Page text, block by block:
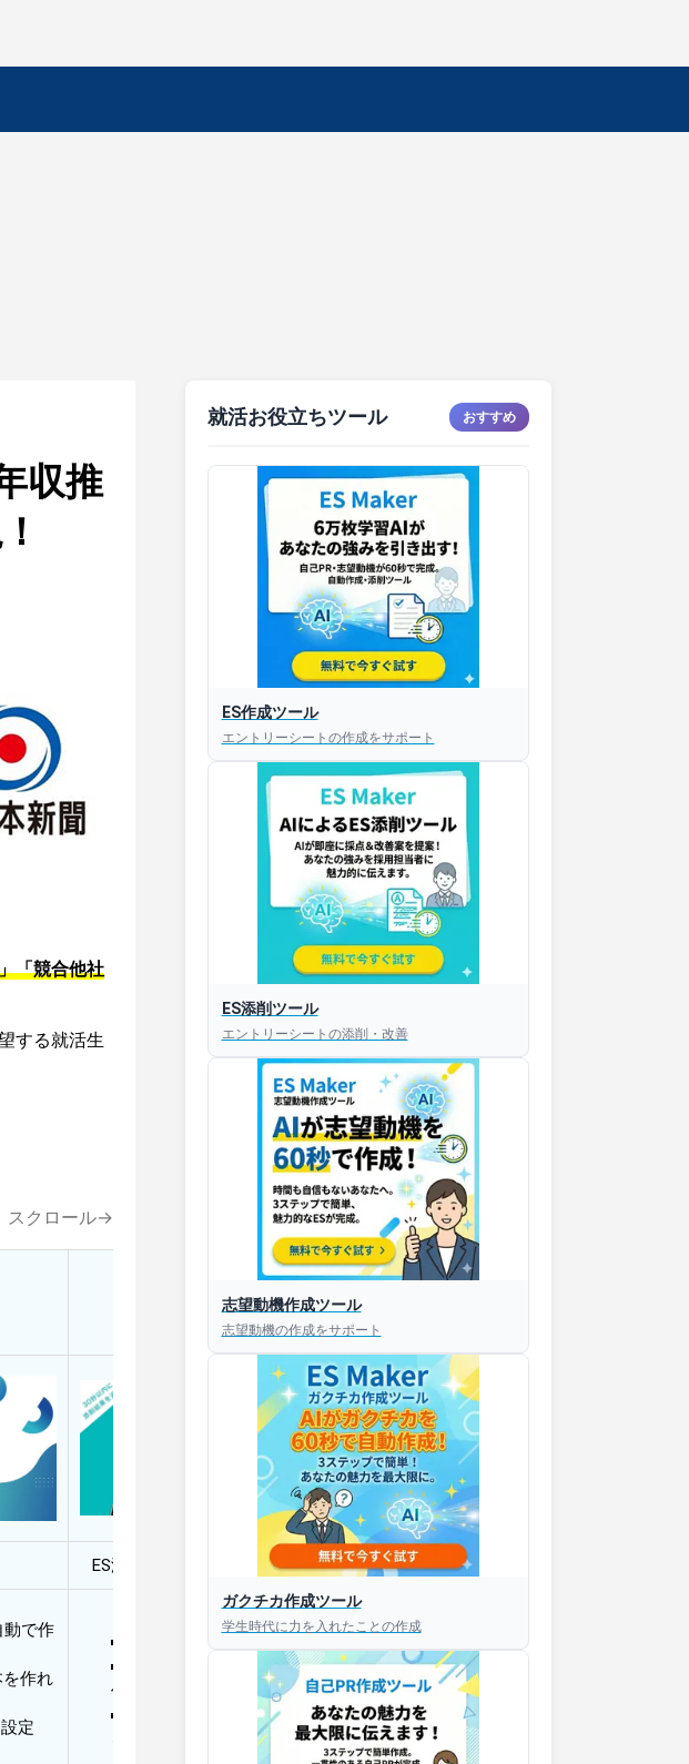
収推
「競合他社
する就活生
スクロール→
添削してほしい！
ES添削・面接対策アプリ【無料】
動で作
作れ
定
30秒以内にあなたのESを添削
30秒以内にあなただけのESを
作成
AIと対話して面接練習ができ
就活お役立ちツール おすすめ
ES作成ツール
エントリーシートの作成をサポート
ES添削ツール
エントリーシートの添削・改善
志望動機作成ツール
志望動機の作成をサポート
ガクチカ作成ツール
学生時代に力を入れたことの作成